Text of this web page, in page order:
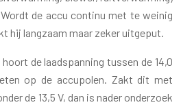
de accu continu met te weinig
hij langzaam maar zeker uitgeput.
de laadspanning tussen de 14,0
op de accupolen. Zakt dit met
de 13,5 V, dan is nader onderzoek